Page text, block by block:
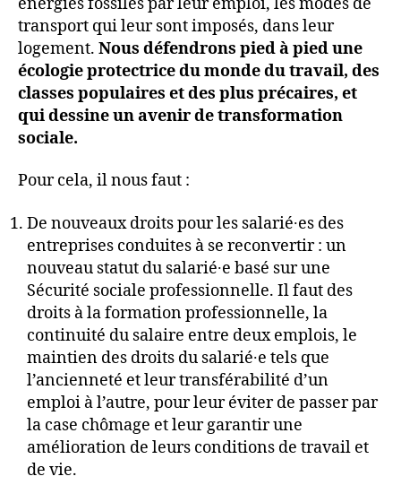
transport qui leur sont imposés, dans leur
logement. Nous défendrons pied à pied une
écologie protectrice du monde du travail, des
classes populaires et des plus précaires, et
qui dessine un avenir de transformation
sociale.
Pour cela, il nous faut :
De nouveaux droits pour les salarié∙es des
entreprises conduites à se reconvertir : un
nouveau statut du salarié∙e basé sur une
Sécurité sociale professionnelle. Il faut des
droits à la formation professionnelle, la
continuité du salaire entre deux emplois, le
maintien des droits du salarié∙e tels que
l’ancienneté et leur transférabilité d’un
emploi à l’autre, pour leur éviter de passer par
la case chômage et leur garantir une
amélioration de leurs conditions de travail et
de vie.